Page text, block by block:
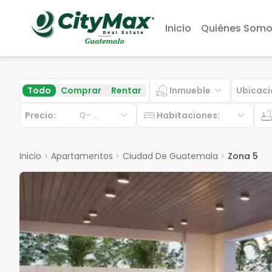
Inicio Quiénes
Todo Comprar Rentar real_estate_agent Inmueble expand_more
Precio: Q - ... expand_more bed Habitaciones: expand_more
Inicio chevron_right Apartamentos chevron_right Ciudad De Guatemala chevron_right Zona 5